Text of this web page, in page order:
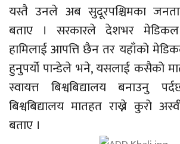
यस्तै उनले अब सुदूरपश्चिमका
बताए । सरकारले देशभर
हामिलाई आपत्ति छैन तर यहाँको
हुनुपर्यो पान्डेले भने, यसलाई कसैको
स्वायत्त बिश्वबिद्यालय बनाउनु
बिश्वबिद्यालय मातहत राख्ने कुरो
बताए ।